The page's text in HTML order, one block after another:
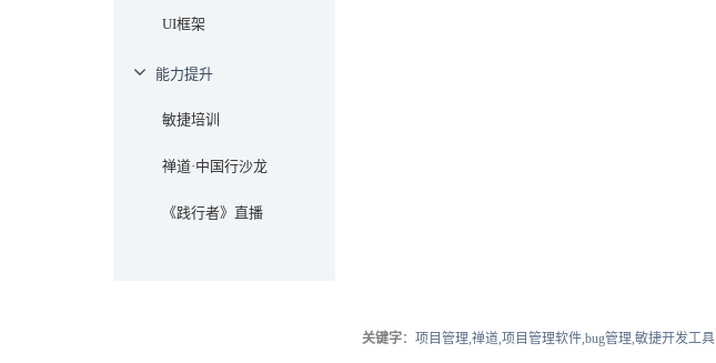
UI框架
能力提升
敏捷培训
禅道·中国行沙龙
《践行者》直播
关键字：项目管理,禅道,项目管理软件,bug管理,敏捷开发工具